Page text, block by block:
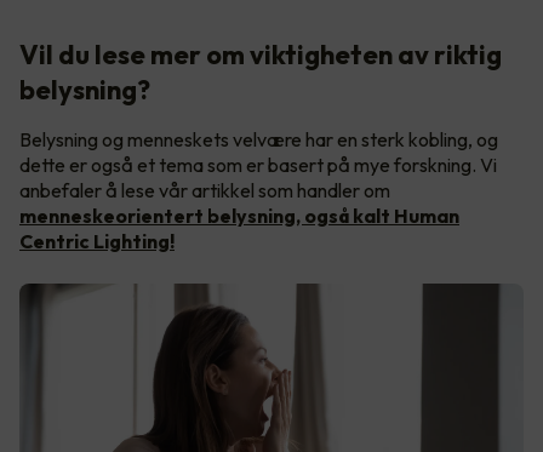
Vil du lese mer om viktigheten av riktig
belysning?
Belysning og menneskets velvære har en sterk kobling, og
dette er også et tema som er basert på mye forskning. Vi
anbefaler å lese vår artikkel som handler om
menneskeorientert belysning, også kalt Human
Centric Lighting!